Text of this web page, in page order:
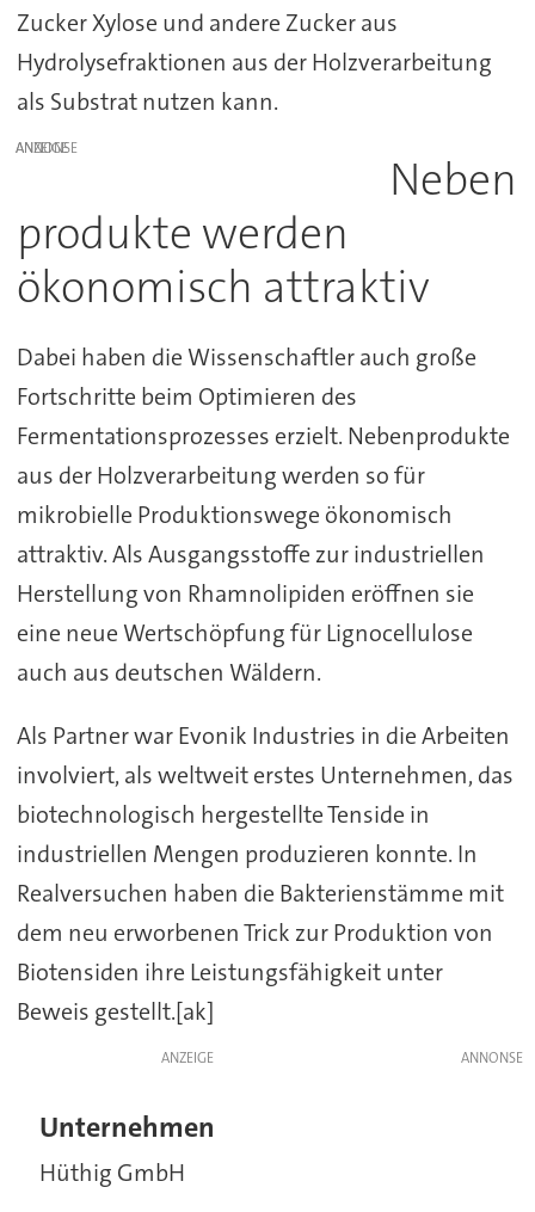
Zucker Xylose und andere Zucker aus
Hydrolysefraktionen aus der Holzverarbeitung
als Substrat nutzen kann.
ANZEIGE
Neben
produkte werden
ökonomisch attraktiv
Dabei haben die Wissenschaftler auch große
Fortschritte beim Optimieren des
Fermentationsprozesses erzielt. Nebenprodukte
aus der Holzverarbeitung werden so für
mikrobielle Produktionswege ökonomisch
attraktiv. Als Ausgangsstoffe zur industriellen
Herstellung von Rhamnolipiden eröffnen sie
eine neue Wertschöpfung für Lignocellulose
auch aus deutschen Wäldern.
Als Partner war Evonik Industries in die Arbeiten
involviert, als weltweit erstes Unternehmen, das
biotechnologisch hergestellte Tenside in
industriellen Mengen produzieren konnte. In
Realversuchen haben die Bakterienstämme mit
dem neu erworbenen Trick zur Produktion von
Biotensiden ihre Leistungsfähigkeit unter
Beweis gestellt.[ak]
ANZEIGE
Unternehmen
Hüthig GmbH